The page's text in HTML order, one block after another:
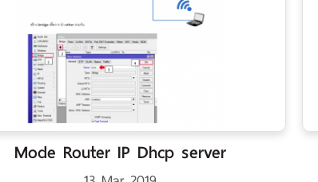
Mode Router IP Dhcp server